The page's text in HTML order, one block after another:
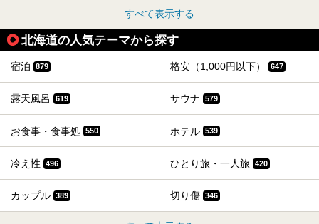
すべて表示する
北海道の人気テーマから探す
宿泊 879 格安（1,000円以下） 647
露天風呂 619 サウナ 579
お食事・食事処 550 ホテル 539
冷え性 496 ひとり旅・一人旅 420
カップル 389 切り傷 346